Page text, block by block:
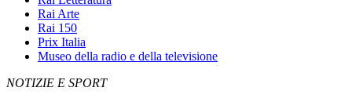
Rai Arte
Rai 150
Prix Italia
Museo della radio e della televisione
NOTIZIE E SPORT